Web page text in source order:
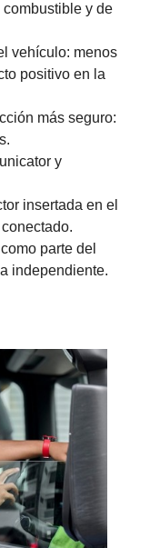
y de
vehículo: menos
positivo en la
más seguro:
y
insertada en el
parte del
independiente.